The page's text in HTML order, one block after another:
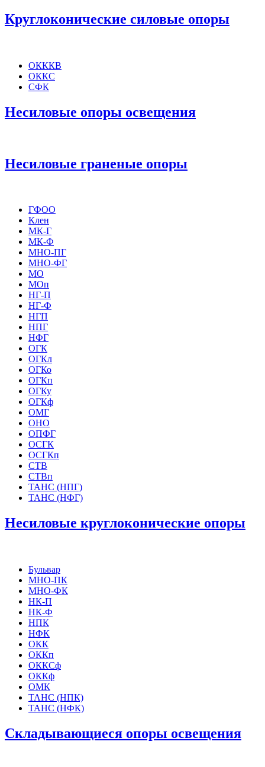
Круглоконические силовые опоры
ОКККВ
ОККС
СФК
Несиловые опоры освещения
Несиловые граненые опоры
ГФОО
Клен
МК-Г
МК-Ф
МНО-ПГ
МНО-ФГ
МО
МОп
НГ-П
НГ-Ф
НГП
НПГ
НФГ
ОГК
ОГКл
ОГКо
ОГКп
ОГКу
ОГКф
ОМГ
ОНО
ОПФГ
ОСГК
ОСГКп
СТВ
СТВп
ТАНС (НПГ)
ТАНС (НФГ)
Несиловые круглоконические опоры
Бульвар
МНО-ПК
МНО-ФК
НК-П
НК-Ф
НПК
НФК
ОКК
ОККп
ОККСф
ОККф
ОМК
ТАНС (НПК)
ТАНС (НФК)
Складывающиеся опоры освещения